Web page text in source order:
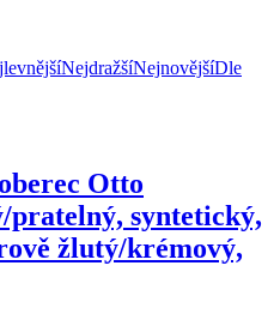
NejdražšíNejnovějšíDle
Otto
pratelný, syntetický,
žlutý/krémový,